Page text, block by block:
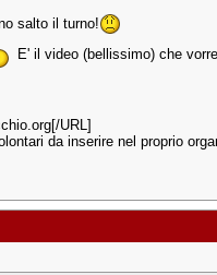
salto il turno!
E' il video (bellissimo) che
URL]
da inserire nel proprio